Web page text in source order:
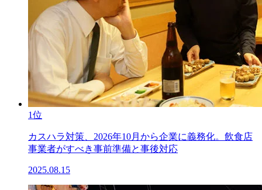
1位
カスハラ対策、2026年10月から企業に義務化。飲食店
事業者がすべき事前準備と事後対応
2025.08.15